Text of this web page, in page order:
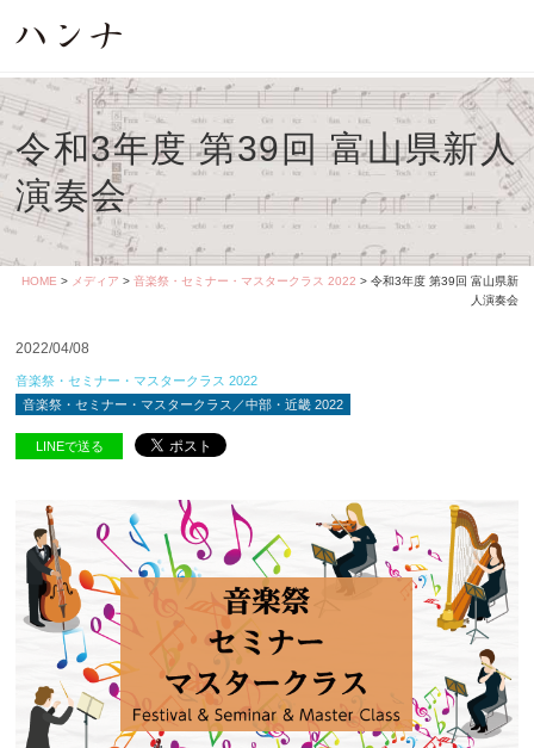
令和3年度 第39回 富山県新人
演奏会
HOME > メディア > 音楽祭・セミナー・マスタークラス 2022 > 令和3年度 第39回 富山県新
人演奏会
2022/04/08
音楽祭・セミナー・マスタークラス 2022
音楽祭・セミナー・マスタークラス／中部・近畿 2022
LINEで送る